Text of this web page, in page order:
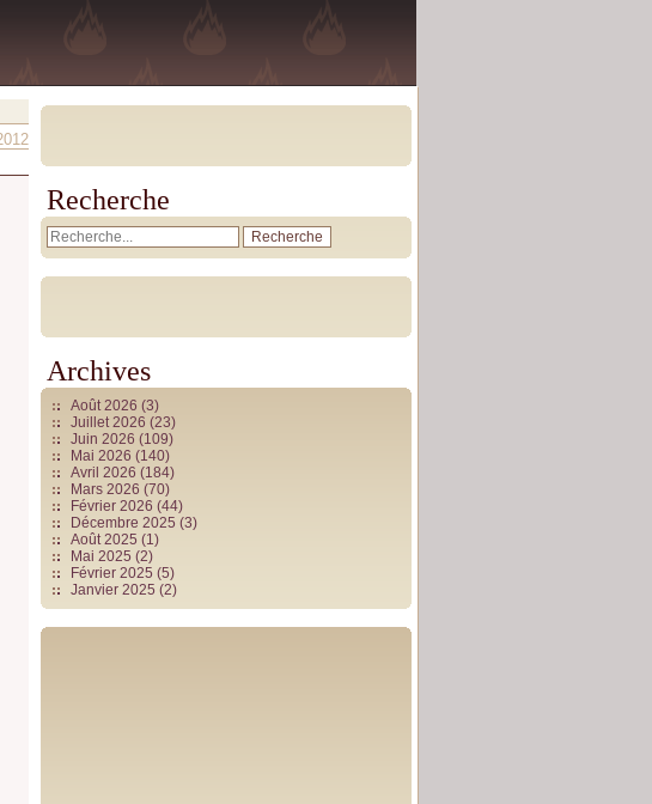
Recherche
Archives
Août 2026 (3)
Juillet 2026 (23)
Juin 2026 (109)
Mai 2026 (140)
Avril 2026 (184)
Mars 2026 (70)
Février 2026 (44)
Décembre 2025 (3)
Août 2025 (1)
Mai 2025 (2)
Février 2025 (5)
Janvier 2025 (2)